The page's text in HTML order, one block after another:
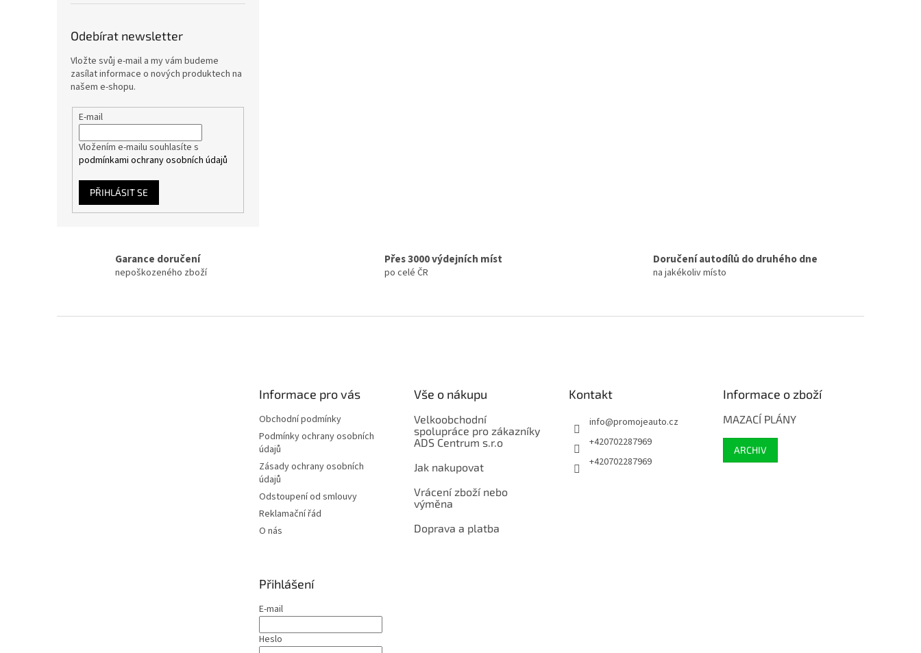
Odebírat newsletter
Vložte svůj e-mail a my vám budeme
zasílat informace o nových produktech na
našem e-shopu.
E-mail
Vložením e-mailu souhlasíte s
podmínkami ochrany osobních údajů
PŘIHLÁSIT SE
Garance doručení
nepoškozeného zboží
Přes 3000 výdejních míst
po celé ČR
Doručení autodílů do druhého dne
na jakékoliv místo
Informace pro vás
Obchodní podmínky
Podmínky ochrany osobních
údajů
Zásady ochrany osobních
údajů
Odstoupení od smlouvy
Reklamační řád
O nás
Vše o nákupu
Velkoobchodní
spolupráce pro zákazníky
ADS Centrum s.r.o
Jak nakupovat
Vrácení zboží nebo
výměna
Doprava a platba
Kontakt
info@promojeauto.cz
+420702287969
+420702287969
Informace o zboží
MAZACÍ PLÁNY
ARCHIV
Přihlášení
E-mail
Heslo